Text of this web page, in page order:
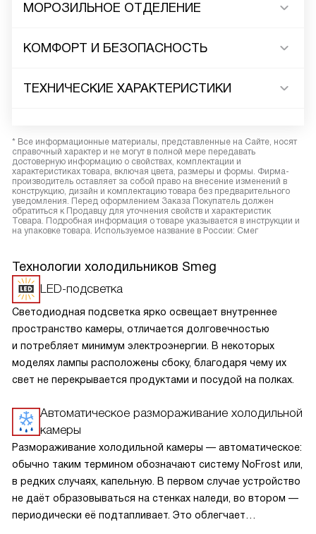
МОРОЗИЛЬНОЕ ОТДЕЛЕНИЕ
КОМФОРТ И БЕЗОПАСНОСТЬ
ТЕХНИЧЕСКИЕ ХАРАКТЕРИСТИКИ
* Все информационные материалы, представленные на Сайте, носят
справочный характер и не могут в полной мере передавать
достоверную информацию о свойствах, комплектации и
характеристиках товара, включая цвета, размеры и формы. Фирма-
производитель оставляет за собой право на внесение изменений в
конструкцию, дизайн и комплектацию товара без предварительного
уведомления. Перед оформлением Заказа Покупатель должен
обратиться к Продавцу для уточнения свойств и характеристик
Товара. Подробная информация о товаре указывается в инструкции и
на упаковке товара. Используемое название в России: Смег
Технологии холодильников Smeg
LED-подсветка
Светодиодная подсветка ярко освещает внутреннее
пространство камеры, отличается долговечностью
и потребляет минимум электроэнергии. В некоторых
моделях лампы расположены сбоку, благодаря чему их
свет не перекрывается продуктами и посудой на полках.
Автоматическое размораживание холодильной
камеры
Размораживание холодильной камеры — автоматическое:
обычно таким термином обозначают систему NoFrost или,
в редких случаях, капельную. В первом случае устройство
не даёт образовываться на стенках наледи, во втором —
периодически её подтапливает. Это облегчает